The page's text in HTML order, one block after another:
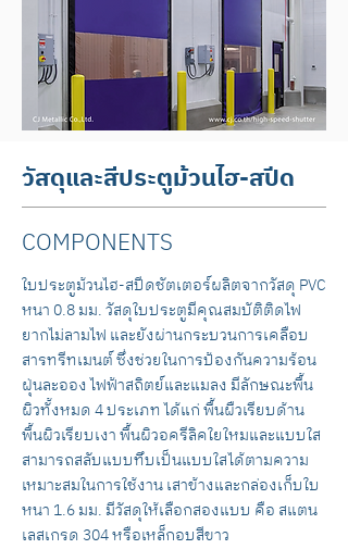
วัสดุและสีประตูม้วนไฮ-สปีด
COMPONENTS
ใบประตูม้วนไฮ-สปีดชัตเตอร์ผลิตจากวัสดุ PVC
หนา 0.8 มม. วัสดุใบประตูมีคุณสมบัติติดไฟ
ยากไม่ลามไฟ และยังผ่านกระบวนการเคลือบ
สารทรีทเมนต์ ซึ่งช่วยในการป้องกันความร้อน
ฝุ่นละออง ไฟฟ้าสถิตย์และแมลง มีลักษณะพื้น
ผิวทั้งหมด 4 ประเภท ได้แก่ พื้นผืวเรียบด้าน
พื้นผิวเรียบเงา พื้นผิวอครีลิคใยใหมและแบบใส
สามารถสลับแบบทึบเป็นแบบใสได้ตามความ
เหมาะสมในการใช้งาน เสาข้างและกล่องเก็บใบ
หนา 1.6 มม. มีวัสดุให้เลือกสองแบบ คือ สแตน
เลสเกรด 304 หรือเหล็กอบสีขาว